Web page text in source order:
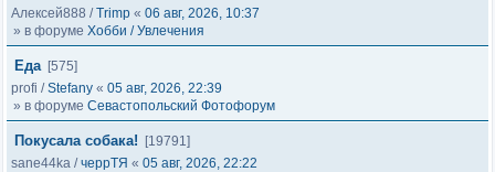
Алексей888 /Trimp « 06 авг, 2026, 10:37
» в форуме Хобби / Увлечения
Еда [575]
profi /Stefany « 05 авг, 2026, 22:39
» в форуме Севастопольский Фотофорум
Покусала собака!
[19791]
sane44ka /черрТЯ « 05 авг, 2026, 22:22